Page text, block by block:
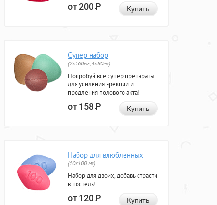
от 200Р Купить
Супер набор
(2х160мг, 4х80мг)
Попробуй все супер препараты
для усиления эрекции и
продления полового акта!
от 158Р Купить
Набор для влюбленных
(10х100 мг)
Набор для двоих, добавь страсти
в постель!
от 120Р Купить